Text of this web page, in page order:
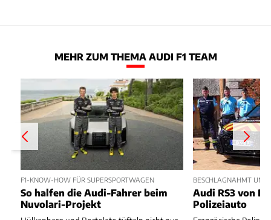
MEHR ZUM THEMA AUDI F1 TEAM
F1-KNOW-HOW FÜR SUPERSPORTWAGEN
So halfen die Audi-Fahrer beim
Nuvolari-Projekt
BESCHLAGNAHMT UND
Audi RS3 von
Polizeiauto